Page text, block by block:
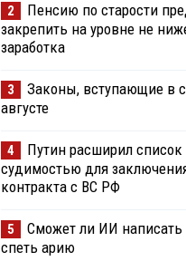
2
Пенсию по старости
закрепить на уровне не
заработка
3
Законы, вступающие в
августе
4
Путин расширил список
судимостью для
контракта с ВС РФ
5
Сможет ли ИИ написать
спеть арию